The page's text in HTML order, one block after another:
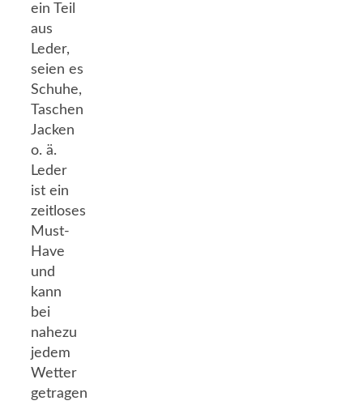
ein Teil
aus
Leder,
seien es
Schuhe,
Taschen
Jacken
o. ä.
Leder
ist ein
zeitloses
Must-
Have
und
kann
bei
nahezu
jedem
Wetter
getragen